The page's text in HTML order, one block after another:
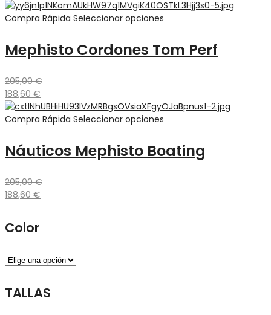
Compra Rápida Seleccionar opciones
Mephisto Cordones Tom Perf
205,00€
188,60 €
Compra Rápida Seleccionar opciones
Náuticos Mephisto Boating
205,00€
188,60 €
Color
TALLAS